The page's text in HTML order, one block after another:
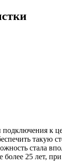
к
такую
стала
25 лет,